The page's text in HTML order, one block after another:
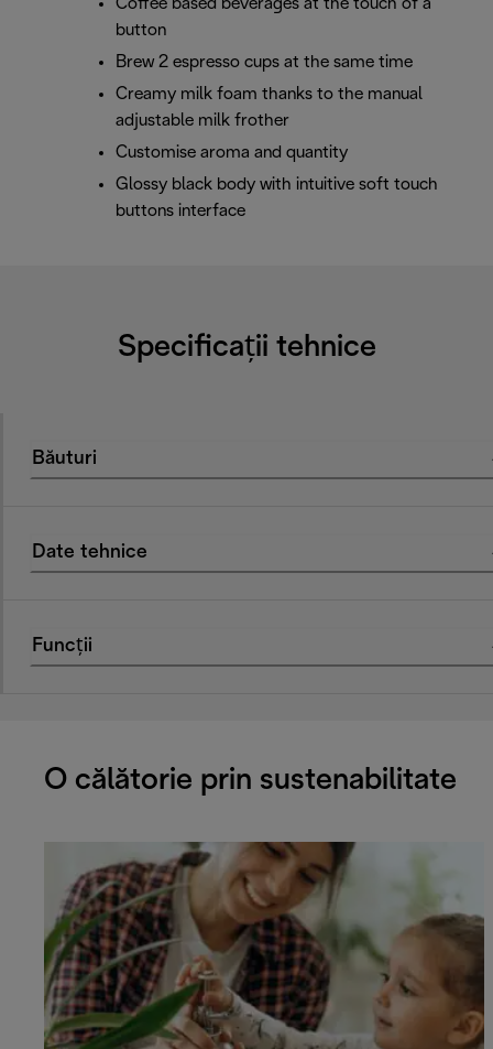
Coffee based beverages at the touch of a
button
Brew 2 espresso cups at the same time
Creamy milk foam thanks to the manual
adjustable milk frother
Customise aroma and quantity
Glossy black body with intuitive soft touch
buttons interface
Specificații tehnice
Băuturi
Date tehnice
Funcții
O călătorie prin sustenabilitate